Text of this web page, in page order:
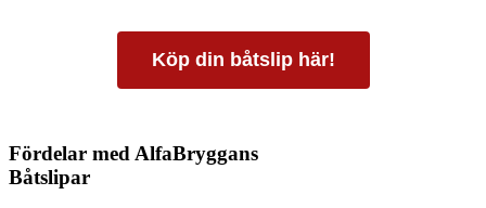
Köp din båtslip här!
Fördelar med AlfaBryggans
Båtslipar